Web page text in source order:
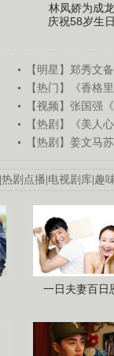
林凤娇为成龙
庆祝58岁生
【明星】郑秀文
【热门】《香格
【视频】张国强
【热剧】《美人
【热剧】姜文马
热剧点播 电视剧库 趣
一日夫妻百日